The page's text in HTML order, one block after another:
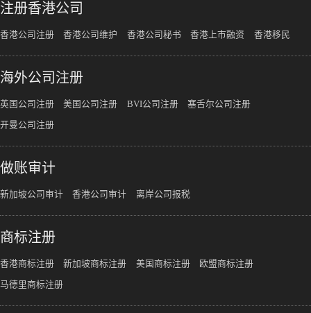
注册香港公司
香港公司注册 香港公司维护 香港公司秘书 香港上市融资 香港移民
海外公司注册
英国公司注册 美国公司注册 BVI公司注册 塞舌尔公司注册
开曼公司注册
做账审计
新加坡公司审计 香港公司审计 离岸公司报税
商标注册
香港商标注册 新加坡商标注册 美国商标注册 欧盟商标注册
马德里商标注册